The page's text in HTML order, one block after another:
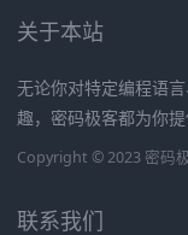
关于本站
无论你对特定编程语
趣，密码极客都为你提
Copyright © 2023 密码
联系我们